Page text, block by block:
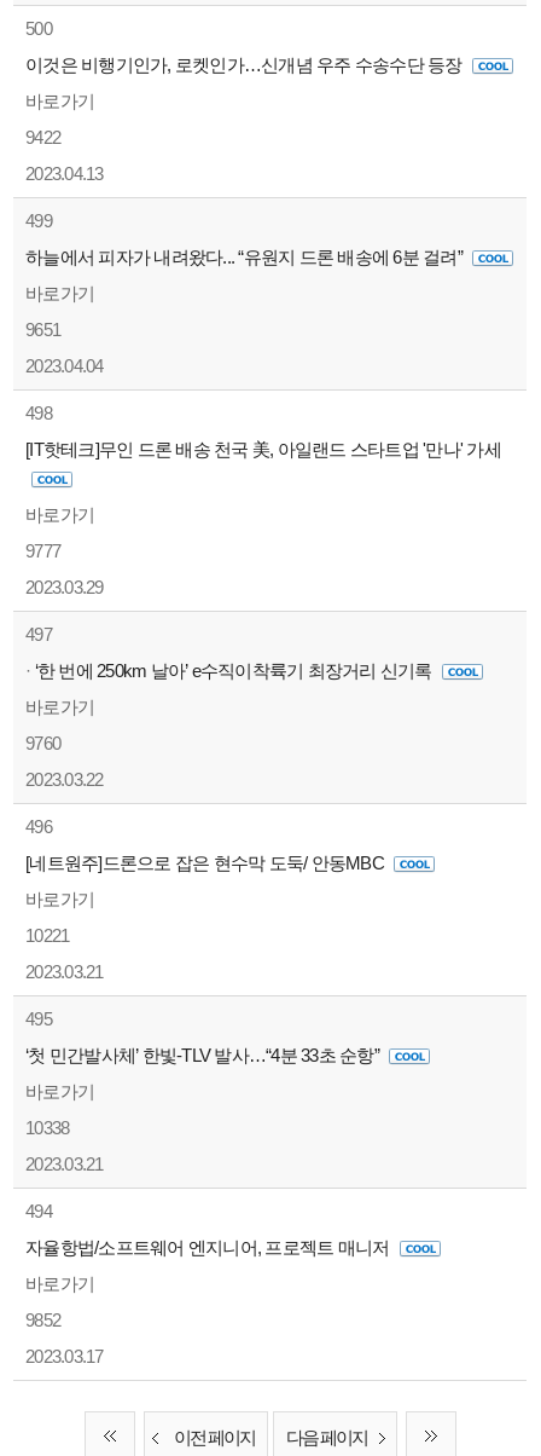
500
이것은 비행기인가, 로켓인가…신개념 우주 수송수단 등장
바로가기
9422
2023.04.13
499
하늘에서 피자가 내려왔다... “유원지 드론 배송에 6분 걸려”
바로가기
9651
2023.04.04
498
[IT핫테크]무인 드론 배송 천국 美, 아일랜드 스타트업 '만나' 가세
바로가기
9777
2023.03.29
497
· ‘한 번에 250km 날아’ e수직이착륙기 최장거리 신기록
바로가기
9760
2023.03.22
496
[네트원주]드론으로 잡은 현수막 도둑/ 안동MBC
바로가기
10221
2023.03.21
495
‘첫 민간발사체’ 한빛-TLV 발사…“4분 33초 순항”
바로가기
10338
2023.03.21
494
자율항법/소프트웨어 엔지니어, 프로젝트 매니저
바로가기
9852
2023.03.17
이전 페이지 다음 페이지